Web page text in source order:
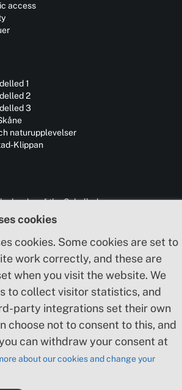
cookies
cookies. Some cookies are set to
work correctly, and these are
when you visit the website. We
to collect visitor statistics, and
party integrations set their own
choose not to consent to this, and
can withdraw your consent at
about our cookies and change your
access
1
2
3
naturupplevelser
Klippan
leader of the Cykelleden
communication,